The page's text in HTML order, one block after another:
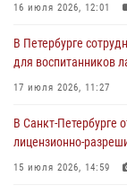
06 августа 2026, 11:36
Сотрудники и
правопорядок при
06 августа 2026, 07:30
В Выборгском
разыскиваемый
05 августа 2026, 12:25
16 июля 2026, 12:01
В Петербурге
для воспитанников
17 июля 2026, 11:27
В Санкт-Петербурге
лицензионно-
15 июля 2026, 14:59